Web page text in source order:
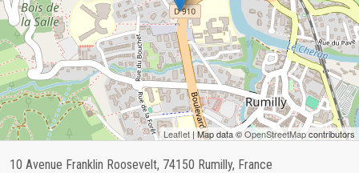
Leaflet | Map data ©OpenStreetMapcontributors
10 Avenue Franklin Roosevelt, 74150 Rumilly, France